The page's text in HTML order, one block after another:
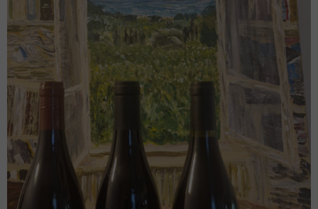
Blog sur le vin
qui sommes nous, nos amis
Conditions générales
Nous Contacter
Documents de l'expo "Art et Cépages"